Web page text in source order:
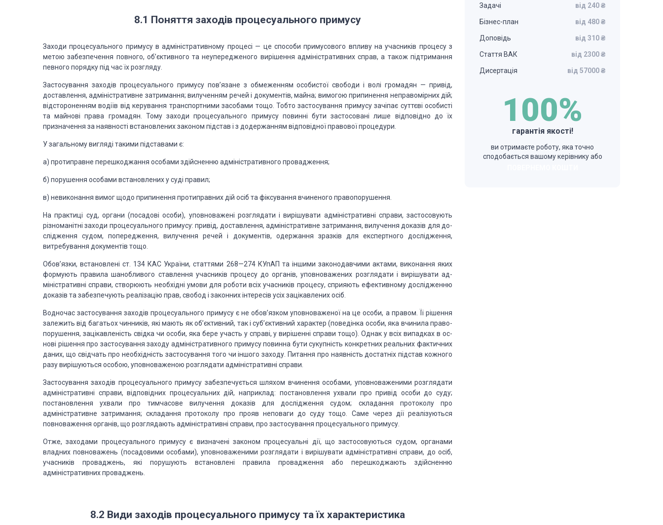
8.1 Поняття заходів процесуального примусу
Заходи процесуального примусу в адміністративному про­цесі — це способи примусового впливу на учасників процесу з
метою забезпечення повного, об’єктивного та неупередженого вирішення адміністративних справ, а також підтримання
пев­ного порядку під час їх розгляду.
Застосування заходів процесуального примусу пов’язане з обмеженням особистої свободи і волі громадян — привід,
доставлення, адміністративне затримання; вилученням речей і документів, майна; вимогою припинення неправомірних дій;
відстороненням водіїв від керування транспортними засобами тощо. Тобто застосування примусу зачіпає суттєві особисті
та майнові права громадян. Тому заходи процесуального примусу повинні бути застосовані лише відповідно до їх
призначення за наявності встановлених законом підстав і з додержанням від­повідної правової процедури.
Узагальному вигляді такими підставами є:
а) протиправне перешкоджання особами здійсненню ад­міністративного провадження;
б) порушення особами встановлених у суді правил;
в) невиконання вимог щодо припинення протиправних дій осіб та фіксування вчиненого правопорушення.
На практиці суд, органи (посадові особи), уповноважені розглядати і вирішувати адміністративні справи, застосовують
різноманітні заходи процесуального примусу: привід, доставлення, адміністративне затримання, вилучення доказів для до­
слідження судом, попередження, вилучення речей і документів, одержання зразків для експертного дослідження,
витребування документів тощо.
Обов’язки, встановлені ст. 134 КАС України, статтями 268—274 КУпАП та іншими законодавчими актами, виконання яких
формують правила шанобливого ставлення учасників процесу до органів, уповноважених розглядати і вирішувати ад­
міністративні справи, створюють необхідні умови для роботи всіх учасників процесу, сприяють ефективному дослідженню
доказів та забезпечують реалізацію прав, свобод і законних ін­тересів усіх зацікавлених осіб.
Водночас застосування заходів процесуального примусу є не обов’язком уповноваженої на це особи, а правом. Її рішення
залежить від багатьох чинників, які мають як об’єктивний, так і суб’єктивний характер (поведінка особи, яка вчинила право­
порушення, зацікавленість свідка чи особи, яка бере участь усправі, у вирішенні справи тощо). Однак у всіх випадках в ос­
нові рішення про застосування заходу адміністративного при­мусу повинна бути сукупність конкретних реальних фактичних
даних, що свідчать про необхідність застосування того чи ін­шого заходу. Питання про наявність достатніх підстав кожного
разувирішуються особою, уповноваженою розглядати ад­міністративні справи.
Застосування заходів процесуального примусу забезпе­чується шляхом вчинення особами, уповноваженими розгляда­ти
адміністративні справи, відповідних процесуальних дій, на­приклад: постановлення ухвали про привід особи до суду;
постановлення ухвали про тимчасове вилучення доказів для дослідження судом; складання протоколу про
адміністративне затримання; складання протоколу про прояв неповаги до суду тощо. Саме через діїреалізуються
повноваження органів, що розглядають адміністративні справи, про застосування проце­суального примусу.
Отже, заходами процесуального примусу є визначені зако­ном процесуальні дії, що застосовуються судом, органами
владних повноважень (посадовими особами), уповноваженими розглядати і вирішувати адміністративні справи, до осіб,
учас­ників проваджень, які порушують встановлені правила прова­дження або перешкоджають здійсненню
адміністративних про­ваджень.
8.2 Види заходів процесуального примусу та їх характеристика
Задачі від 240 ₴
Бізнес-план від 480 ₴
Доповідь від 310 ₴
Стаття ВАК від 2300 ₴
Дисертація від 57000 ₴
100%
гарантія якості!
ви отримаєте роботу, яка точно
сподобається вашому керівнику або